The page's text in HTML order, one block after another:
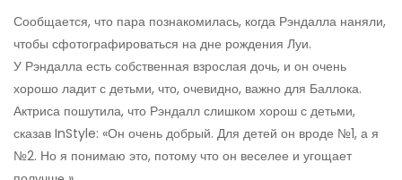
Сообщается, что пара познакомилась, когда Рэндалла наняли,
чтобы сфотографироваться на дне рождения Луи.
У Рэндалла есть собственная взрослая дочь, и он очень
хорошо ладит с детьми, что, очевидно, важно для Баллока.
Актриса пошутила, что Рэндалл слишком хорош с детьми,
сказав InStyle: «Он очень добрый. Для детей он вроде №1, а я
№2. Но я понимаю это, потому что он веселее и угощает